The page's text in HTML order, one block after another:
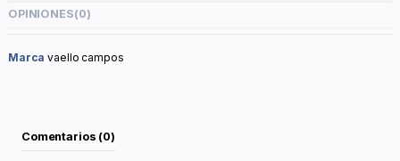
OPINIONES(0)
Marca vaello campos
Comentarios (0)